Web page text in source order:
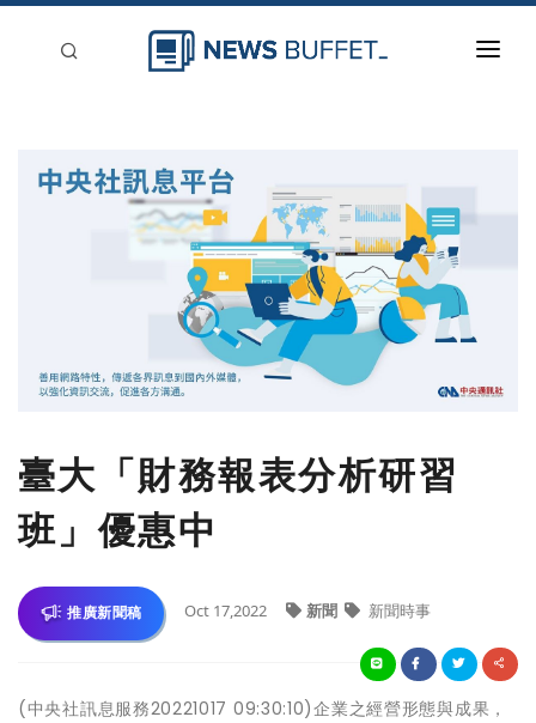
臺大「財務報表分析研習
班」優惠中
推廣新聞稿 Oct 17,2022 新聞 新聞時事
(中央社訊息服務20221017 09:30:10)企業之經營形態與成果，